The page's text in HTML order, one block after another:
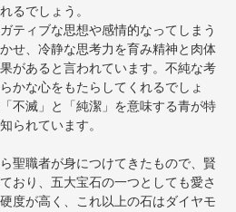
るでしょう。
ティブな思想や感情的なってしまう
せ、冷静な思考力を育み精神と肉体
があると言われています。不純な考
かな心をもたらしてくれるでしょ
不滅」と「純潔」を意味する青が特
られています。
聖職者が身につけてきたもので、賢
おり、五大宝石の一つとしても愛さ
度が高く、これ以上の石はダイヤモ